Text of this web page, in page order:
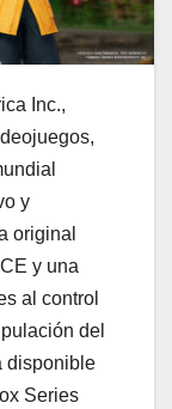
Inc.,
y
original
y una
al control
del
disponible
Series